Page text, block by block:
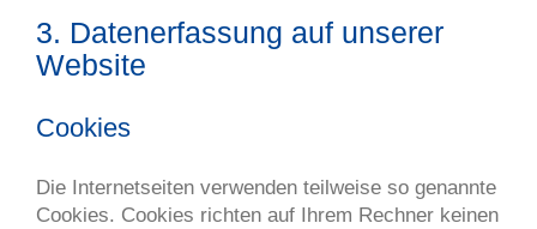
3. Datenerfassung auf unserer
Website
Cookies
Die Internetseiten verwenden teilweise so genannte
Cookies. Cookies richten auf Ihrem Rechner keinen